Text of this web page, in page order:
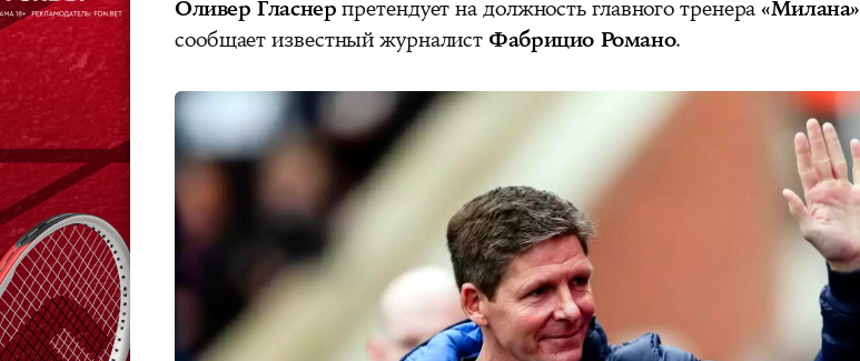
Оливер Гласнерпретендует на должность главного тренера«Милана»
сообщает известный журналист Фабрицио Романо.